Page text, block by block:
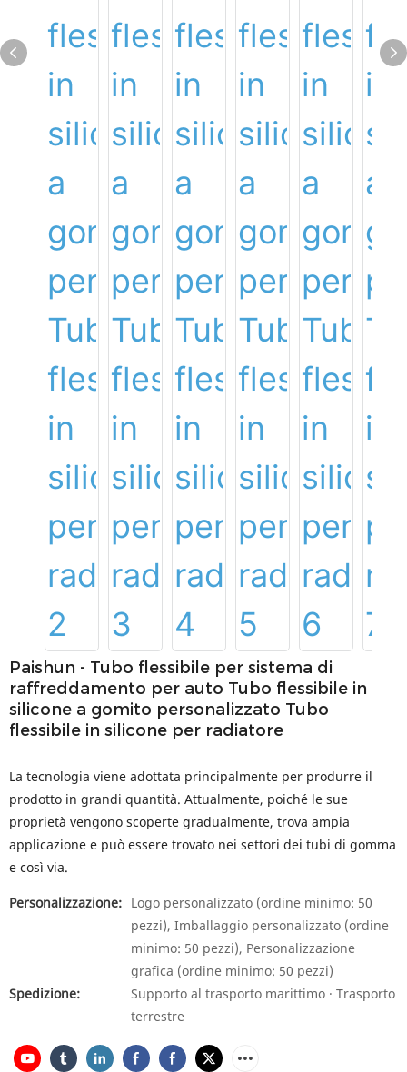
Paishun - Tubo flessibile per sistema di
raffreddamento per auto Tubo flessibile in
silicone a gomito personalizzato Tubo
flessibile in silicone per radiatore
La tecnologia viene adottata principalmente per produrre il
prodotto in grandi quantità. Attualmente, poiché le sue
proprietà vengono scoperte gradualmente, trova ampia
applicazione e può essere trovato nei settori dei tubi di gomma
e così via.
Personalizzazione: Logo personalizzato (ordine minimo: 50
pezzi), Imballaggio personalizzato (ordine
minimo: 50 pezzi), Personalizzazione
grafica (ordine minimo: 50 pezzi)
Spedizione:
Supporto al trasporto marittimo · Trasporto
terrestre